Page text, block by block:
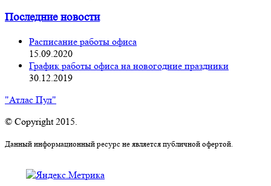
Последние новости
Расписание работы офиса
15.09.2020
График работы офиса на новогодние праздники
30.12.2019
"Атлас Пул"
© Copyright 2015.
Данный информационный ресурс не является публичной офертой.